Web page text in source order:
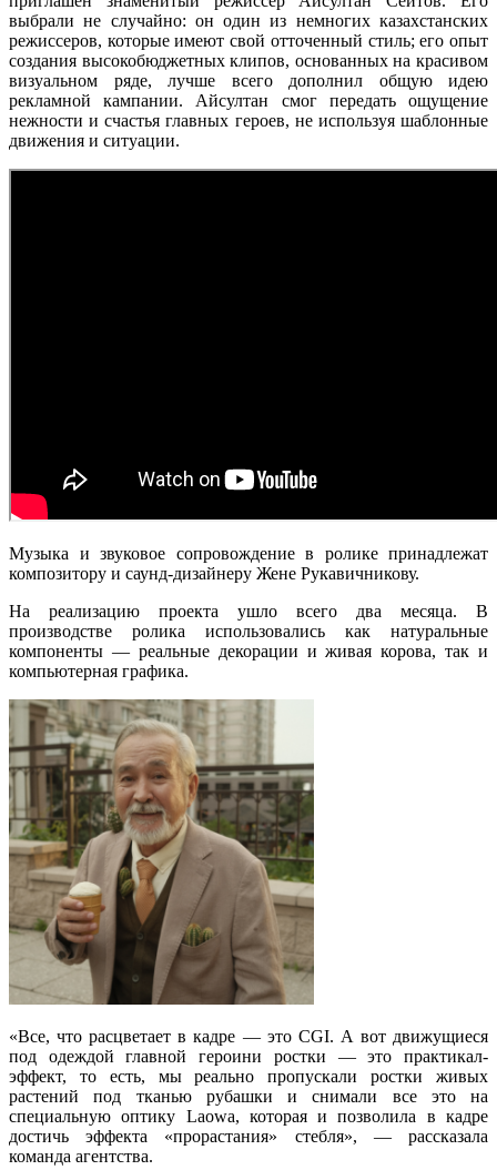
выбрали не случайно: он один из немногих казахстанских
режиссеров, которые имеют свой отточенный стиль; его опыт
создания высокобюджетных клипов, основанных на красивом
визуальном ряде, лучше всего дополнил общую идею
рекламной кампании. Айсултан смог передать ощущение
нежности и счастья главных героев, не используя шаблонные
движения и ситуации.
Музыка и звуковое сопровождение в ролике принадлежат
композитору и саунд-дизайнеру Жене Рукавичникову.
На реализацию проекта ушло всего два месяца. В
производстве ролика использовались как натуральные
компоненты — реальные декорации и живая корова, так и
компьютерная графика.
«Все, что расцветает в кадре — это CGI. А вот движущиеся
под одеждой главной героини ростки — это практикал-
эффект, то есть, мы реально пропускали ростки живых
растений под тканью рубашки и снимали все это на
специальную оптику Laowa, которая и позволила в кадре
достичь эффекта «прорастания» стебля», — рассказала
команда агентства.